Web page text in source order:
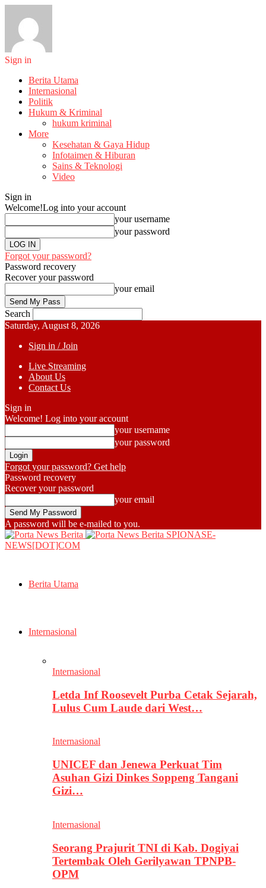
Sign in
Berita Utama
Internasional
Politik
Hukum & Kriminal
hukum kriminal
More
Kesehatan & Gaya Hidup
Infotaimen & Hiburan
Sains & Teknologi
Video
Sign in
Welcome!Log into your account
your username
your password
Forgot your password?
Password recovery
Recover your password
your email
Search
Saturday, August 8, 2026
Sign in / Join
Live Streaming
About Us
Contact Us
Sign in
Welcome! Log into your account
your username
your password
Forgot your password? Get help
Password recovery
Recover your password
your email
A password will be e-mailed to you.
SPIONASE-
NEWS[DOT]COM
Berita Utama
Internasional
Internasional
Letda Inf Roosevelt Purba Cetak Sejarah,
Lulus Cum Laude dari West…
Internasional
UNICEF dan Jenewa Perkuat Tim
Asuhan Gizi Dinkes Soppeng Tangani
Gizi…
Internasional
Seorang Prajurit TNI di Kab. Dogiyai
Tertembak Oleh Gerilyawan TPNPB-
OPM